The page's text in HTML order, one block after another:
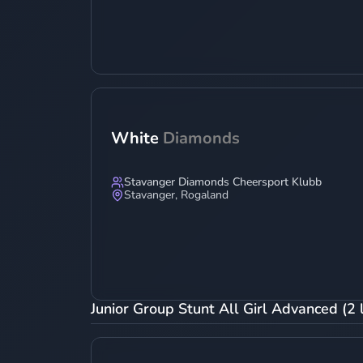
White Diamonds
Stavanger Diamonds Cheersport Klubb
Stavanger, Rogaland
Junior Group Stunt All Girl Advanced (2